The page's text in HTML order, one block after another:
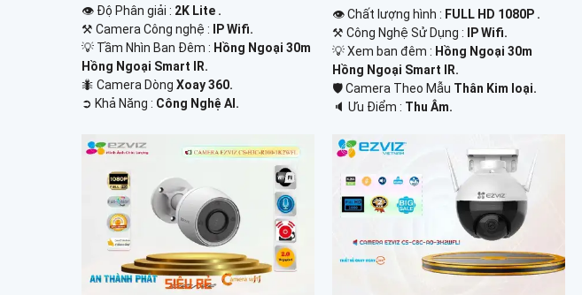
👁 Độ Phân giải : 2K Lite .
⚒ Camera Công nghệ :
IP Wifi.
💡 Tầm Nhìn Ban Đêm : Hồng Ngoại 30m
Hồng Ngoại Smart IR.
🐜 Camera Dòng Xoay 360.
️➲ Khả Năng : Công Nghệ AI.
👁 Chất lượng hình : FULL HD 1080P .
⚒ Công Nghệ Sử Dụng :
IP Wifi.
💡 Xem ban đêm : Hồng Ngoại 30m
Hồng Ngoại Smart IR.
🛡 Camera Theo Mẫu Thân Kim loại.
️🔈 Ưu Điểm : Thu Âm.